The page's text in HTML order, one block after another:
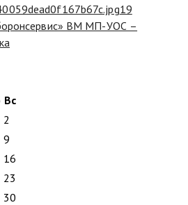
19
ВМ МП-УОС –
Вс
2
9
16
23
30